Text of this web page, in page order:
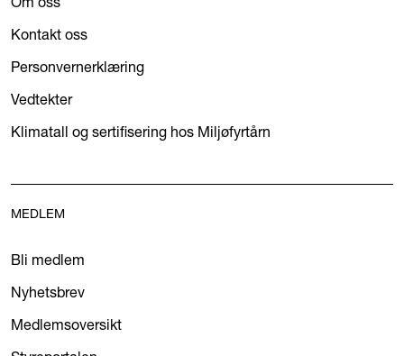
Kontakt oss
Personvernerklæring
Vedtekter
Klimatall og sertifisering hos Miljøfyrtårn
MEDLEM
Bli medlem
Nyhetsbrev
Medlemsoversikt